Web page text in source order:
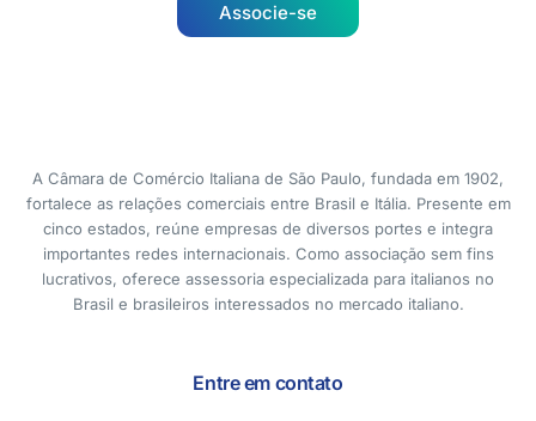
Associe-se
A Câmara de Comércio Italiana de São Paulo, fundada em 1902,
fortalece as relações comerciais entre Brasil e Itália. Presente em
cinco estados, reúne empresas de diversos portes e integra
importantes redes internacionais. Como associação sem fins
lucrativos, oferece assessoria especializada para italianos no
Brasil e brasileiros interessados no mercado italiano.
Entre em contato